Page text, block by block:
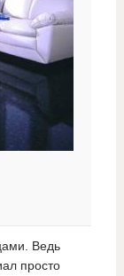
Ведь
просто